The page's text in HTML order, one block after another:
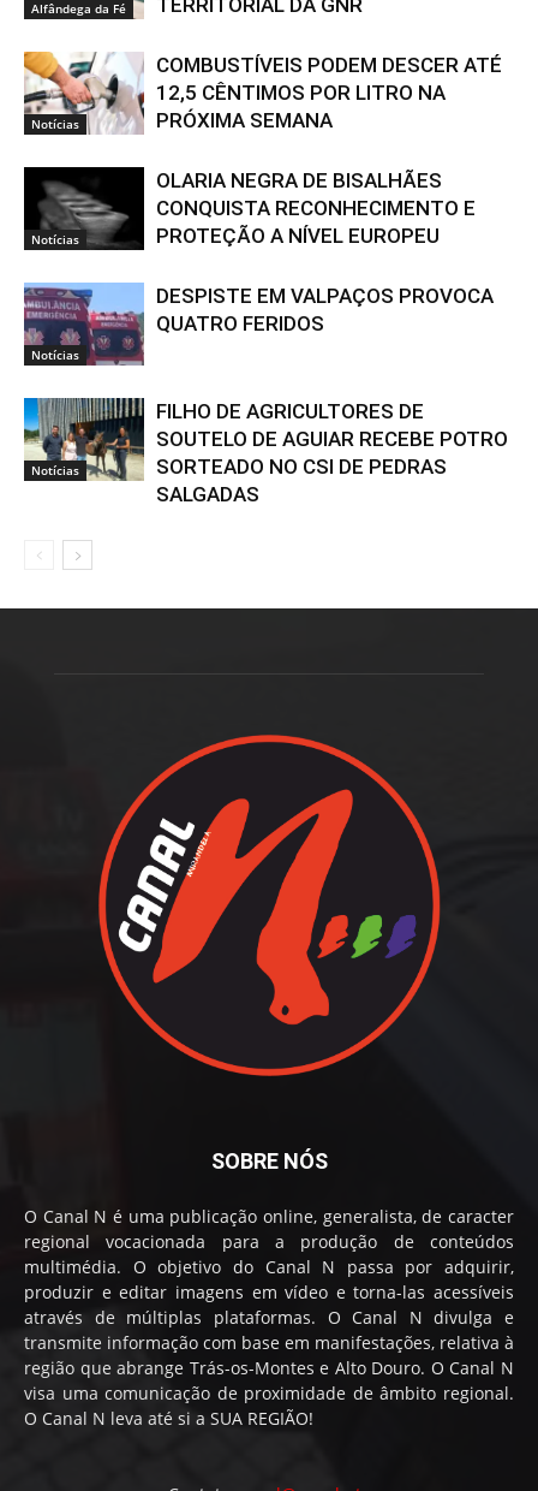
Alfândega da Fé
Notícias
COMBUSTÍVEIS PODEM DESCER ATÉ
12,5 CÊNTIMOS POR LITRO NA
PRÓXIMA SEMANA
Notícias
OLARIA NEGRA DE BISALHÃES
CONQUISTA RECONHECIMENTO E
PROTEÇÃO A NÍVEL EUROPEU
Notícias
DESPISTE EM VALPAÇOS PROVOCA
QUATRO FERIDOS
Notícias
FILHO DE AGRICULTORES DE
SOUTELO DE AGUIAR RECEBE POTRO
SORTEADO NO CSI DE PEDRAS
SALGADAS
SOBRE NÓS
O Canal N é uma publicação online, generalista, de caracter
regional vocacionada para a produção de conteúdos
multimédia. O objetivo do Canal N passa por adquirir,
produzir e editar imagens em vídeo e torna-las acessíveis
através de múltiplas plataformas. O Canal N divulga e
transmite informação com base em manifestações, relativa à
região que abrange Trás-os-Montes e Alto Douro. O Canal N
visa uma comunicação de proximidade de âmbito regional.
O Canal N leva até si a SUA REGIÃO!